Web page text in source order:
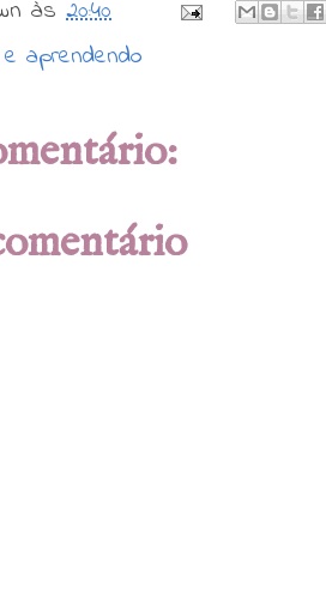
às 20:40
aprendendo